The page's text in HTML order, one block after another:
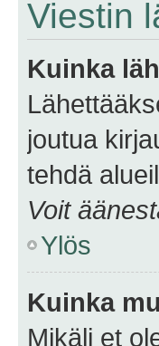
Viestin
Kuinka
joutua
tehdä
Voit
Ylös
Kuinka
Mikäli et